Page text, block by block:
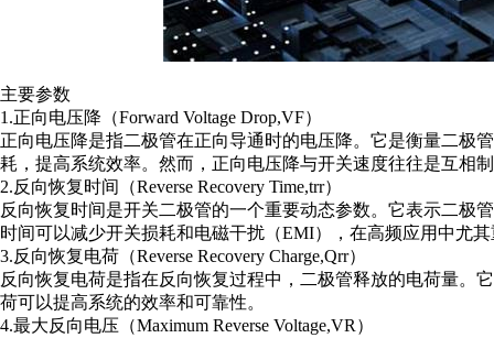
主要参数
1.正向电压降（Forward Voltage Drop,VF）
正向电压降是指二极管在正向导通时的电压降。它是衡量二极
耗，提高系统效率。然而，正向电压降与开关速度往往是互相
2.反向恢复时间（Reverse Recovery Time,trr）
反向恢复时间是开关二极管的一个重要动态参数。它表示二极
时间可以减少开关损耗和电磁干扰（EMI），在高频应用中尤
3.反向恢复电荷（Reverse Recovery Charge,Qrr）
反向恢复电荷是指在反向恢复过程中，二极管释放的电荷量。
荷可以提高系统的效率和可靠性。
4.最大反向电压（Maximum Reverse Voltage,VR）